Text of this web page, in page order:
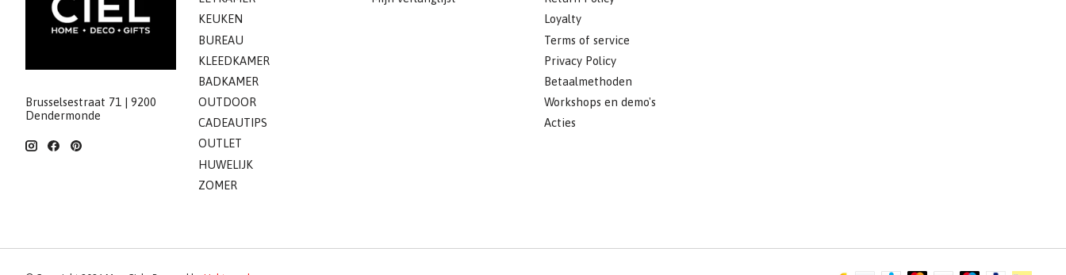
Brusselsestraat 71 | 9200
Dendermonde
KEUKEN
BUREAU
KLEEDKAMER
BADKAMER
OUTDOOR
CADEAUTIPS
OUTLET
HUWELIJK
ZOMER
Loyalty
Terms of service
Privacy Policy
Betaalmethoden
Workshops en demo's
Acties